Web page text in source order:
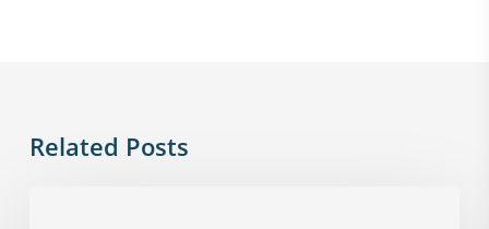
Related Posts